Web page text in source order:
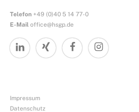
Telefon +49 (0)40 5 14 77-0
E-Mail office@hsgp.de
Impressum
Datenschutz